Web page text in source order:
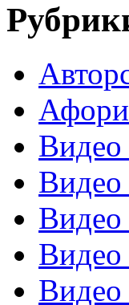
Видео
Видео
Видео
Видео
Видео